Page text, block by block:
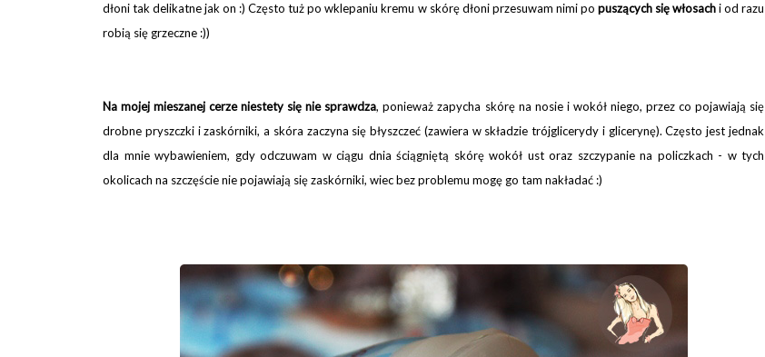
dłoni tak delikatne jak on :) Często tuż po wklepaniu kremu w skórę dłoni przesuwam nimi po puszących sięwłosachi od razu
robią się grzeczne :))
Na mojej mieszanej cerze niestety się nie sprawdza, ponieważ zapycha skórę na nosie i wokół niego, przez co pojawiają się
drobne pryszczki i zaskórniki, a skóra zaczyna się błyszczeć (zawiera w składzie trójglicerydy i glicerynę). Często jest jednak
dla mnie wybawieniem, gdy odczuwam w ciągu dnia ściągniętą skórę wokół ust oraz szczypanie na policzkach - w tych
okolicach na szczęście nie pojawiają się zaskórniki, wiec bez problemu mogę go tam nakładać :)